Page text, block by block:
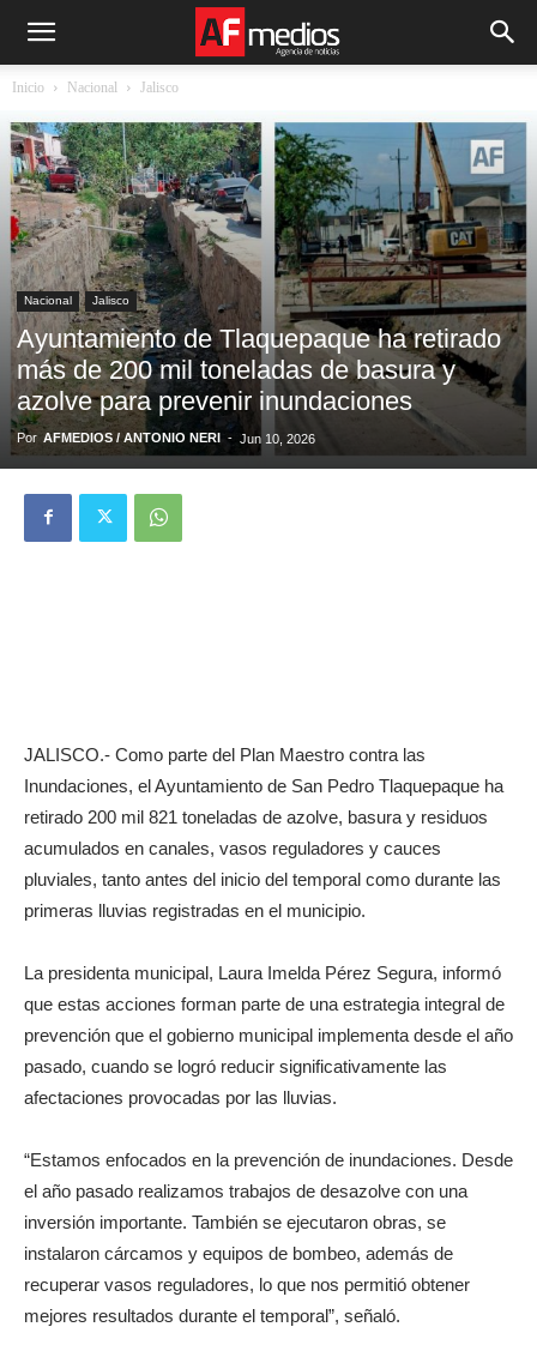
Inicio Nacional Jalisco
Nacional Jalisco
Ayuntamiento de Tlaquepaque ha retirado
más de 200 mil toneladas de basura y
azolve para prevenir inundaciones
Por AFMEDIOS / ANTONIO NERI - Jun 10, 2026
JALISCO.- Como parte del Plan Maestro contra las
Inundaciones, el Ayuntamiento de San Pedro Tlaquepaque ha
retirado 200 mil 821 toneladas de azolve, basura y residuos
acumulados en canales, vasos reguladores y cauces
pluviales, tanto antes del inicio del temporal como durante las
primeras lluvias registradas en el municipio.
La presidenta municipal, Laura Imelda Pérez Segura, informó
que estas acciones forman parte de una estrategia integral de
prevención que el gobierno municipal implementa desde el año
pasado, cuando se logró reducir significativamente las
afectaciones provocadas por las lluvias.
“Estamos enfocados en la prevención de inundaciones. Desde
el año pasado realizamos trabajos de desazolve con una
inversión importante. También se ejecutaron obras, se
instalaron cárcamos y equipos de bombeo, además de
recuperar vasos reguladores, lo que nos permitió obtener
mejores resultados durante el temporal”, señaló.